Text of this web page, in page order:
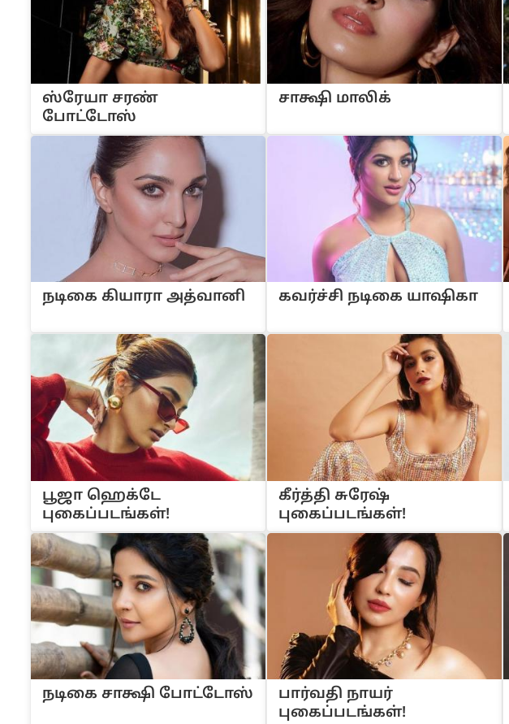
ஸ்ரேயா சரண்
போட்டோஸ்
சாக்ஷி மாலிக்
நடிகை கியாரா அத்வானி கவர்ச்சி நடிகை யாஷிகா
பூஜா ஹெக்டே
புகைப்படங்கள்!
கீர்த்தி சுரேஷ்
புகைப்படங்கள்!
நடிகை சாக்ஷி போட்டோஸ்
பார்வதி நாயர்
புகைப்படங்கள்!